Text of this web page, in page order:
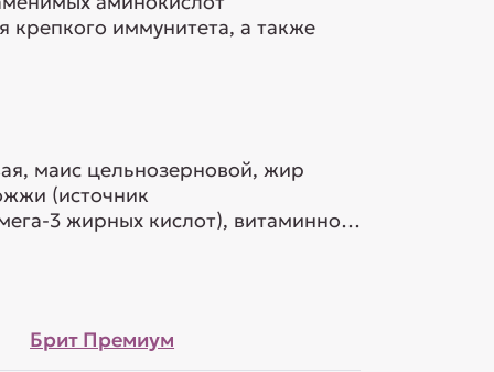
иммунитета, а также
маис цельнозерновой, жир
(источник
3 жирных кислот), витаминно-
Брит Премиум